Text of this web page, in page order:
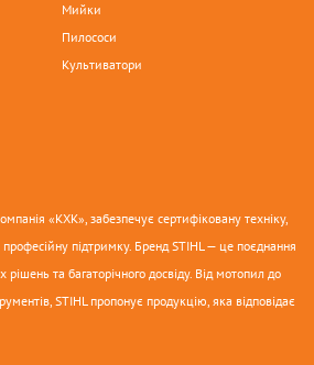
Мийки
Пилососи
Культиватори
«КХК», забезпечує сертифіковану техніку,
професійну підтримку. Бренд STIHL — це поєднання
рішень та багаторічного досвіду. Від мотопил до
STIHL пропонує продукцію, яка відповідає